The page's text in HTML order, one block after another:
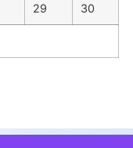
29 30